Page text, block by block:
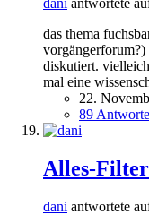
dani antwortete
das thema
vorgängerforum?)
diskutiert.
mal eine
22.
89
Alles-
dani antwortete